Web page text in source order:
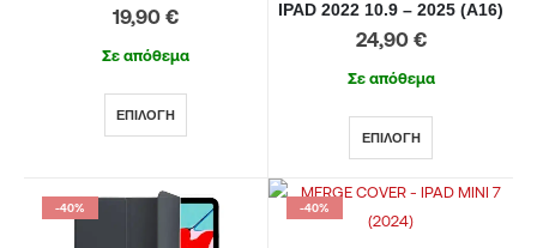
19,90 €
Σε απόθεμα
ΕΠΙΛΟΓΉ
IPAD 2022 10.9 – 2025 (A16)
24,90 €
Σε απόθεμα
ΕΠΙΛΟΓΉ
-40% -40%